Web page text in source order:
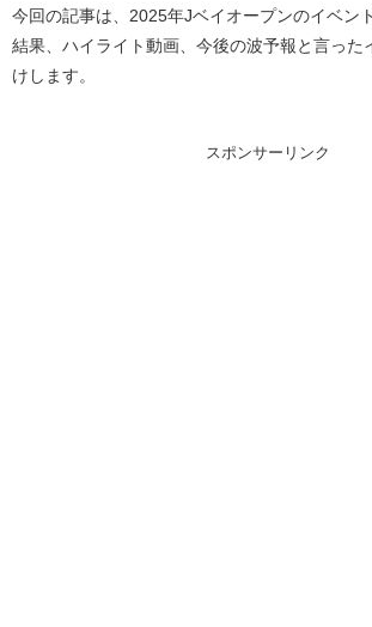
今回の記事は、2025年Jベイオープンのイベン
結果、ハイライト動画、今後の波予報と言った
けします。
スポンサーリンク